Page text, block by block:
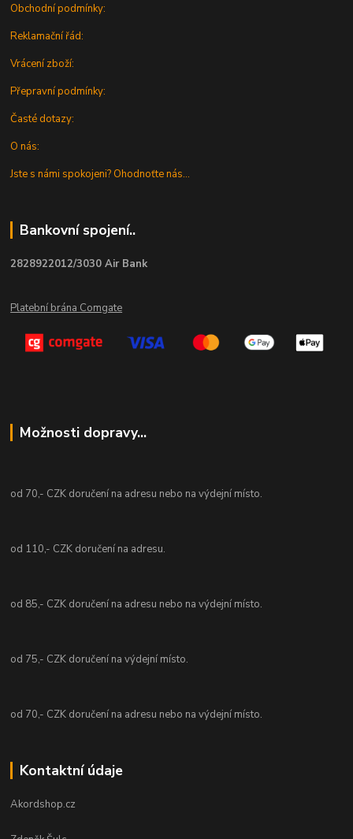
Obchodní podmínky:
Reklamační řád:
Vrácení zboží:
Přepravní podmínky:
Časté dotazy:
O nás:
Jste s námi spokojeni? Ohodnoťte nás...
Bankovní spojení..
2828922012/3030 Air Bank
Platební brána Comgate
Možnosti dopravy...
od 70,- CZK doručení na adresu nebo na výdejní místo.
od 110,- CZK doručení na adresu.
od 85,- CZK doručení na adresu nebo na výdejní místo.
od 75,- CZK doručení na výdejní místo.
od 70,- CZK doručení na adresu nebo na výdejní místo.
Kontaktní údaje
Akordshop.cz